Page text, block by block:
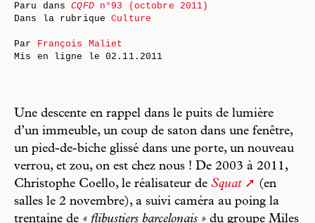
Une descente en rappel dans le puits de lumière
d’un immeuble, un coup de saton dans une fenêtre,
un pied-de-biche glissé dans une porte, un nouveau
verrou, et zou, on est chez nous ! De 2003 à 2011,
Christophe Coello, le réalisateur de Squat
(en
salles le 2 novembre), a suivi caméra au poing la
trentaine de « flibustiers barcelonais » du groupe Miles
Paru dansCQFDn°93 (octobre 2011)
Dans la rubriqueCulture
Par François Maliet
Mis en ligne le02.11.2011